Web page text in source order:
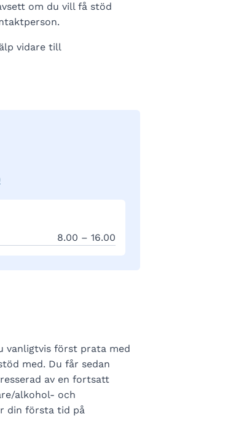
om du vill få stöd
vidare till
8.00 – 16.00
vanligtvis först prata med
med. Du får sedan
av en fortsatt
alkohol- och
din första tid på